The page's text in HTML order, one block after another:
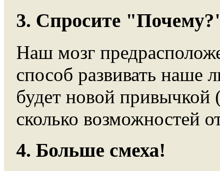
3. Спросите
Наш мозг
способ развивать наше
будет новой привычкой
сколько возможностей
4. Больше смеха!